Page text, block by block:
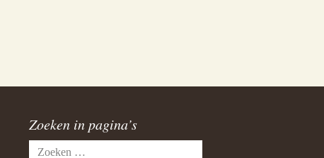
Zoeken in pagina’s
Zoeken